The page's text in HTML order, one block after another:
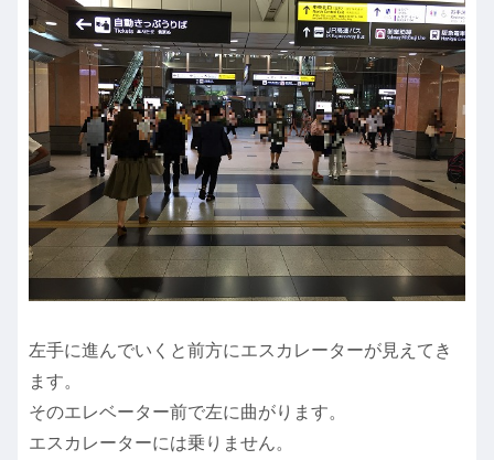
左手に進んでいくと前方にエスカレーターが見えてき
ます。
そのエレベーター前で左に曲がります。
エスカレーターには乗りません。